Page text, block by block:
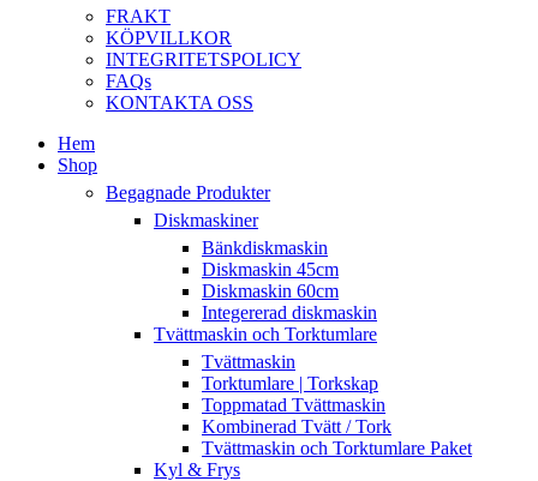
FRAKT
KÖPVILLKOR
INTEGRITETSPOLICY
FAQs
KONTAKTA OSS
Hem
Shop
Begagnade Produkter
Diskmaskiner
Bänkdiskmaskin
Diskmaskin 45cm
Diskmaskin 60cm
Integererad diskmaskin
Tvättmaskin och Torktumlare
Tvättmaskin
Torktumlare | Torkskap
Toppmatad Tvättmaskin
Kombinerad Tvätt / Tork
Tvättmaskin och Torktumlare Paket
Kyl & Frys